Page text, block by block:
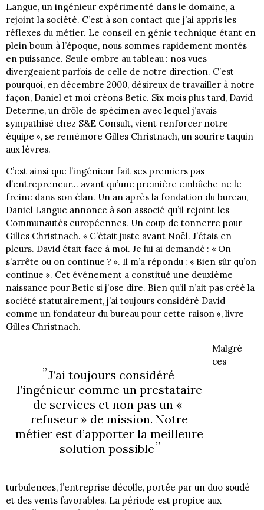
Langue, un ingénieur expérimenté dans le domaine, a
rejoint la société. C’est à son contact que j’ai appris les
réflexes du métier. Le conseil en génie technique étant en
plein boum à l’époque, nous sommes rapidement montés
en puissance. Seule ombre au tableau : nos vues
divergeaient parfois de celle de notre direction. C’est
pourquoi, en décembre 2000, désireux de travailler à notre
façon, Daniel et moi créons Betic. Six mois plus tard, David
Determe, un drôle de spécimen avec lequel j’avais
sympathisé chez S&E Consult, vient renforcer notre
équipe », se remémore Gilles Christnach, un sourire taquin
aux lèvres.
C’est ainsi que l’ingénieur fait ses premiers pas
d’entrepreneur… avant qu’une première embûche ne le
freine dans son élan. Un an après la fondation du bureau,
Daniel Langue annonce à son associé qu’il rejoint les
Communautés européennes. Un coup de tonnerre pour
Gilles Christnach. « C’était juste avant Noël. J’étais en
pleurs. David était face à moi. Je lui ai demandé : « On
s’arrête ou on continue ? ». Il m’a répondu : « Bien sûr qu’on
continue ». Cet événement a constitué une deuxième
naissance pour Betic si j’ose dire. Bien qu’il n’ait pas créé la
société statutairement, j’ai toujours considéré David
comme un fondateur du bureau pour cette raison », livre
Gilles Christnach.
J’ai toujours considéré
l’ingénieur comme un prestataire
de services et non pas un «
refuseur » de mission. Notre
métier est d’apporter la meilleure
solution possible
Malgré
ces
turbulences, l’entreprise décolle, portée par un duo soudé
et des vents favorables. La période est propice aux